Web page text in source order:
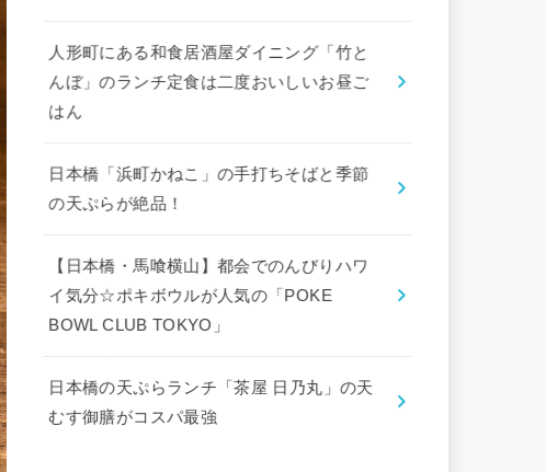
人形町にある和食居酒屋ダイニング「竹と
んぼ」のランチ定食は二度おいしいお昼ご
はん
日本橋「浜町かねこ」の手打ちそばと季節
の天ぷらが絶品！
【日本橋・馬喰横山】都会でのんびりハワ
イ気分☆ポキボウルが人気の「POKE
BOWL CLUB TOKYO」
日本橋の天ぷらランチ「茶屋 日乃丸」の天
むす御膳がコスパ最強